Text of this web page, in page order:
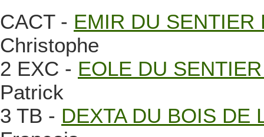
CACT - EMIR DU SENTIER
Christophe
2 EXC - EOLE DU
Patrick
3 TB - DEXTA DU BOIS DE